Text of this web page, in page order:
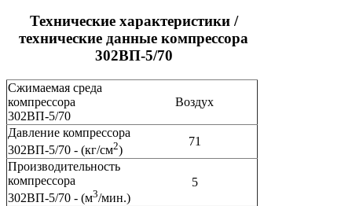
Технические характеристики /
технические данные компрессора
302ВП-5/70
Сжимаемая среда
компрессора
302ВП-5/70
Воздух
Давление компрессора
302ВП-5/70 - (кг/см2)
71
Производительность
компрессора
302ВП-5/70 - (м3/мин.)
5